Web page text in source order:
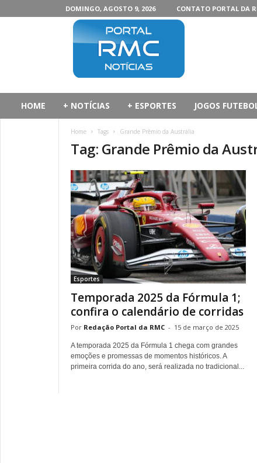
DOMINGO, AGOSTO 9, 2026 CONTATO PORTAL DA
HOME + NOTÍCIAS + ESPORTES JOGOS
Home Tags Grande Prêmio da Austrália
Tag: Grande Prêmio da
Esportes
Temporada 2025 da Fórmula 1;
confira o calendário de corridas
Redação Portal da RMC - 15 de março de 2025
A temporada 2025 da Fórmula 1 chega com grandes
emoções e promessas de momentos históricos. A
primeira corrida do ano, será realizada no tradicional...